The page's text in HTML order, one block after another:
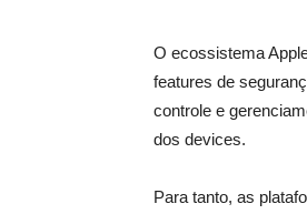
O ecossistema
features de
controle e
dos devices.
Para tanto, as